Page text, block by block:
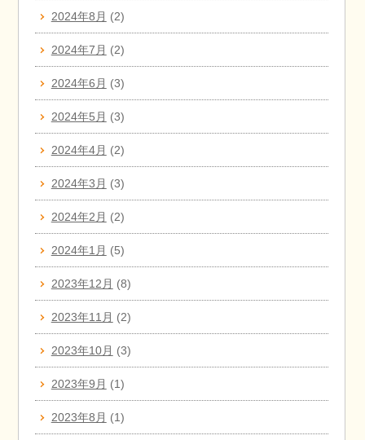
2024年8月 (2)
2024年7月 (2)
2024年6月 (3)
2024年5月 (3)
2024年4月 (2)
2024年3月 (3)
2024年2月 (2)
2024年1月 (5)
2023年12月 (8)
2023年11月 (2)
2023年10月 (3)
2023年9月 (1)
2023年8月 (1)